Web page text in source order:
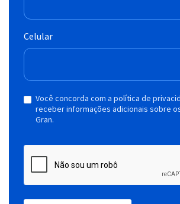
Celular
Você concorda com a política de
receber informações adicionais sobre
Gran.